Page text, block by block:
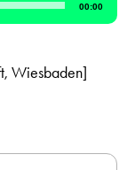
00:00
Wiesbaden]